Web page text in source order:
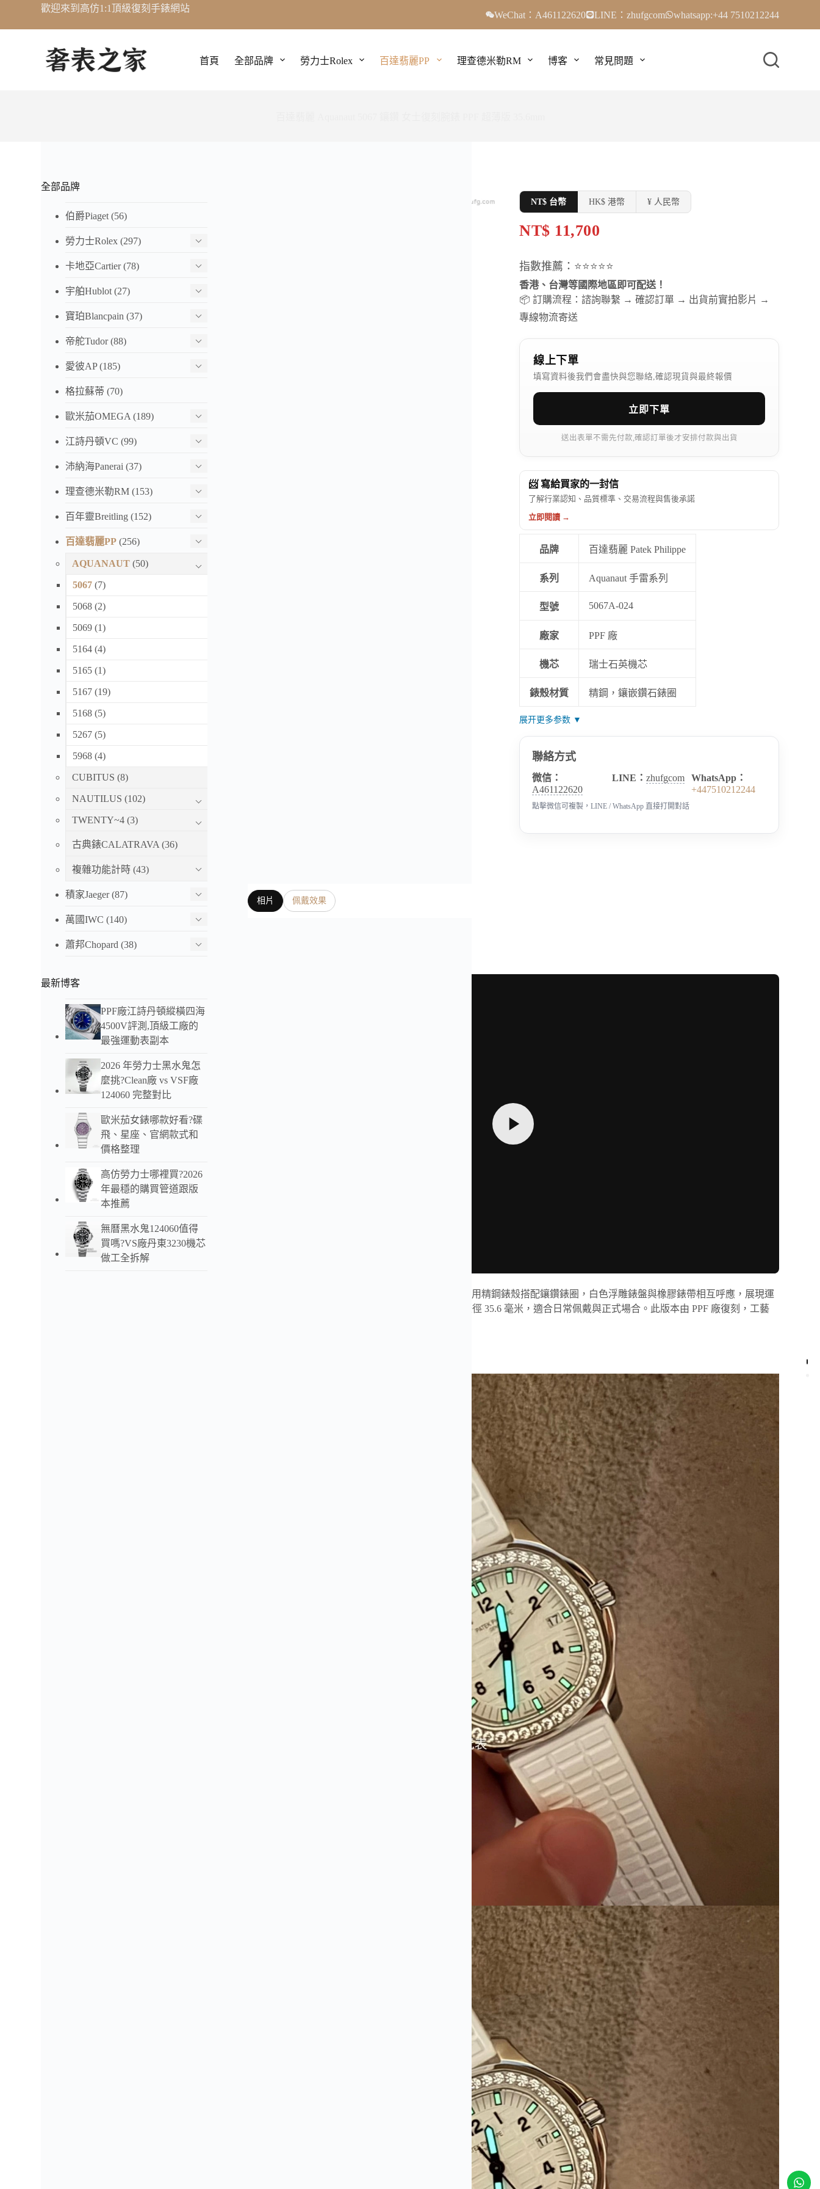
至
歡迎來到高仿1:1頂級復刻手錶網站
WeChat：A461122620 LINE：zhufgcom whatsapp:+44 7510212244
首頁 全部品牌 勞力士Rolex 百達翡麗PP 理查德米勒RM 博客 常見問題
NT$ 台幣 HK$ 港幣 ¥ 人民幣
NT$ 11,700
指數推薦：⭐⭐⭐⭐⭐
香港、台灣等國際地區即可配送！
📦 訂購流程：諮詢聯繫 → 確認訂單 → 出貨前實拍影片 →
專線物流寄送
線上下單
填寫資料後我們會盡快與您聯絡,確認現貨與最終報價
立即下單
送出表單不需先付款,確認訂單後才安排付款與出貨
📨 寫給買家的一封信
了解行業認知、品質標準、交易流程與售後承諾
立即閱讀 →
品牌 百達翡麗 Patek Philippe
系列 Aquanaut 手雷系列
型號 5067A-024
廠家 PPF 廠
機芯 瑞士石英機芯
錶殼材質 精鋼，鑲嵌鑽石錶圈
展开更多参数 ▼
聯絡方式
微信：
A461122620
LINE： zhufgcom
WhatsApp：
+447510212244
點擊微信可複製，LINE / WhatsApp 直接打開對話
相片 佩戴效果
系列 5067 女士腕錶，採用精鋼錶殼搭配鑲鑽錶圈，白色浮雕錶盤與橡膠錶帶相互呼應，展現運
動與優雅兼具的氣質。搭載瑞士機芯，走時穩定，錶徑 35.6 毫米，適合日常佩戴與正式場合。此版本由 PPF 廠復刻，工藝
全部品牌
伯爵Piaget (56)
勞力士Rolex (297)
卡地亞Cartier(78)
宇舶Hublot (27)
寶珀Blancpain (37)
帝舵Tudor(88)
愛彼AP(185)
格拉蘇蒂 (70)
歐米茄OMEGA (189)
江詩丹頓VC (99)
沛納海Panerai (37)
理查德米勒RM (153)
百年靈Breitling (152)
百達翡麗PP (256)
AQUANAUT (50)
5067 (7)
5068 (2)
5069 (1)
5164 (4)
5165 (1)
5167 (19)
5168 (5)
5267 (5)
5968 (4)
CUBITUS (8)
NAUTILUS (102)
TWENTY~4 (3)
古典錶CALATRAVA (36)
複雜功能計時 (43)
積家Jaeger(87)
萬國IWC (140)
蕭邦Chopard (38)
最新博客
PPF廠江詩丹頓縱橫四海
4500V評測,頂級工廠的
最強運動表副本
2026 年勞力士黑水鬼怎
麼挑?Clean廠 vs VSF廠
124060 完整對比
歐米茄女錶哪款好看?碟
飛、星座、官網款式和
價格整理
高仿勞力士哪裡買?2026
年最穩的購買管道跟版
本推薦
無曆黑水鬼124060值得
買嗎?VS廠丹東3230機芯
做工全拆解